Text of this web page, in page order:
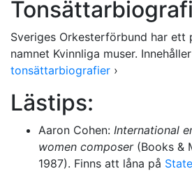
Sveriges Orkesterförbund har ett
namnet Kvinnliga muser.
tonsättarbiografier ›
Lästips:
Aaron Cohen: International
women composer (Books &
1987). Finns att låna på